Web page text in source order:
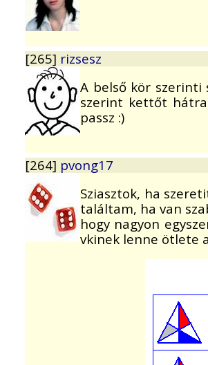
[265] rizsesz
A belső kör
szerint kettőt
passz :)
[264] pvong17
Sziasztok, ha
találtam, ha van
hogy nagyon
vkinek lenne ötlete